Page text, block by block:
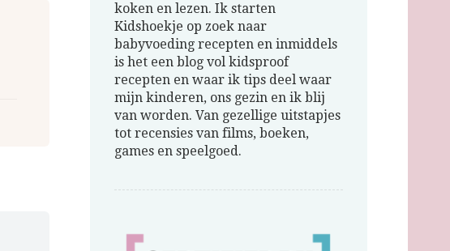
koken en lezen. Ik starten
Kidshoekje op zoek naar
babyvoeding recepten en inmiddels
is het een blog vol kidsproof
recepten en waar ik tips deel waar
mijn kinderen, ons gezin en ik blij
van worden. Van gezellige uitstapjes
tot recensies van films, boeken,
games en speelgoed.